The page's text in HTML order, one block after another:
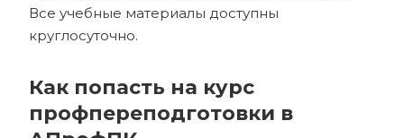
Все учебные материалы доступны
круглосуточно.
Как попасть на курс
профпереподготовки в